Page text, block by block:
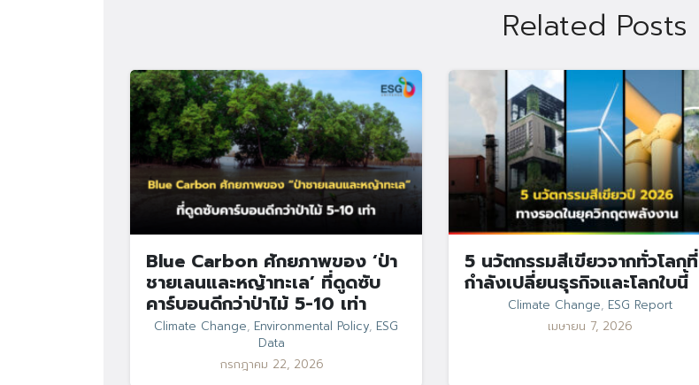
Related Posts
Blue Carbon ศักยภาพของ ‘ป่า
ชายเลนและหญ้าทะเล’ ที่ดูดซับ
คาร์บอนดีกว่าป่าไม้ 5-10 เท่า
Climate Change, Environmental Policy, ESG
Data
กรกฎาคม 22, 2026
5 นวัตกรรมสีเขียวจากทั่วโลกที่
กำลังเปลี่ยนธุรกิจและโลกใบนี้
Climate Change, ESG Report
เมษายน 7, 2026